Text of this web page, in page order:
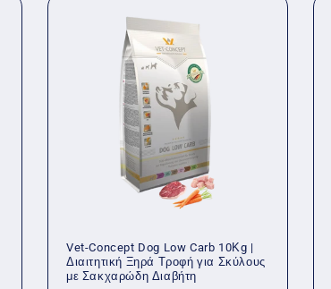
Vet-Concept Dog Low Carb 10Κg |
Διαιτητική Ξηρά Τροφή για Σκύλους
με Σακχαρώδη Διαβήτη